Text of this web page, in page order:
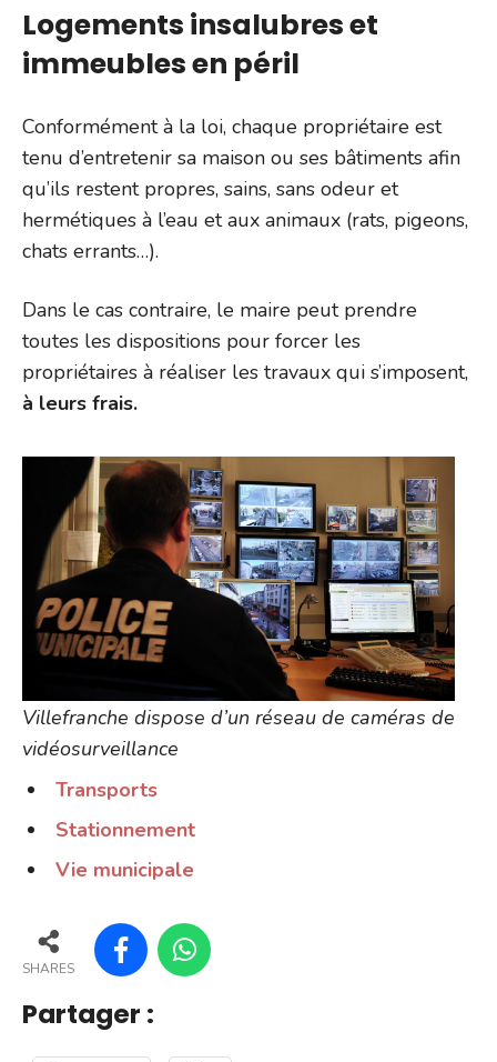
Logements insalubres et
immeubles en péril
Conformément à la loi, chaque propriétaire est
tenu d’entretenir sa maison ou ses bâtiments afin
qu’ils restent propres, sains, sans odeur et
hermétiques à l’eau et aux animaux (rats, pigeons,
chats errants…).
Dans le cas contraire, le maire peut prendre
toutes les dispositions pour forcer les
propriétaires à réaliser les travaux qui s’imposent,
à leurs frais.
Villefranche dispose d’un réseau de caméras de
vidéosurveillance
Transports
Stationnement
Vie municipale
SHARES
Partager :